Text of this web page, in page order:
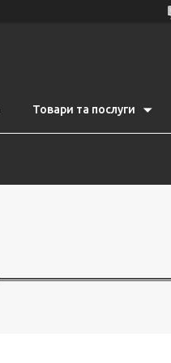
Товари та послуги